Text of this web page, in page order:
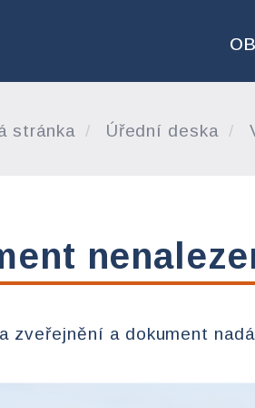
stránka Úřední deska
zveřejnění a dokument